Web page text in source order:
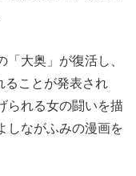
大奥」が復活し、
ることが発表され
られる女の闘いを描
しながふみの漫画を